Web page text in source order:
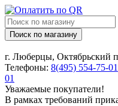
Поиск по магазину
г. Люберцы, Октябрьский
Телефоны: 8(495) 554-75-01
01
Уважаемые покупатели!
В рамках требований